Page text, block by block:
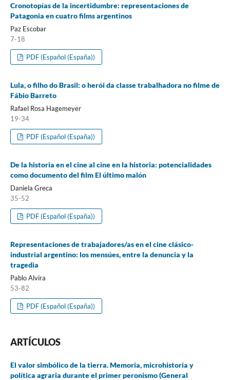
Cronotopías de la incertidumbre: representaciones de
Patagonia en cuatro films argentinos
Paz Escobar
7-18
PDF (Español (España))
Lula, o filho do Brasil: o herói da classe trabalhadora no filme de
Fábio Barreto
Rafael Rosa Hagemeyer
19-34
PDF (Español (España))
De la historia en el cine al cine en la historia: potencialidades
como documento del film El último malón
Daniela Greca
35-52
PDF (Español (España))
Representaciones de trabajadores/as en el cine clásico-
industrial argentino: los mensúes, entre la denuncia y la
tragedia
Pablo Alvira
53-82
PDF (Español (España))
ARTÍCULOS
El valor simbólico de la tierra. Memoria, microhistoria y
política agraria durante el primer peronismo (General